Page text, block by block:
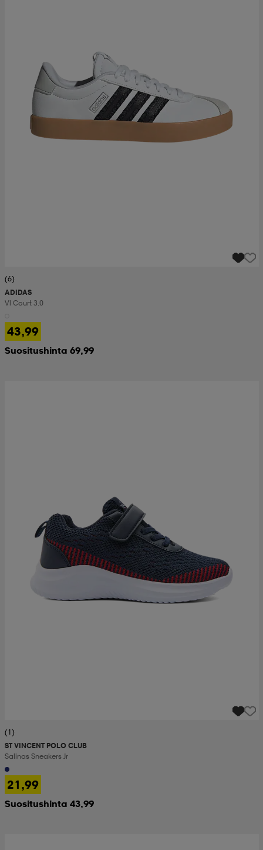
(6)
ADIDAS
Vl Court 3.0
43,99
Suositushinta 69,99
(1)
ST VINCENT POLO CLUB
Salinas Sneakers Jr
21,99
Suositushinta 43,99